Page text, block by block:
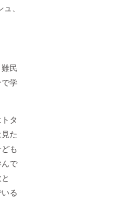
、
民
学
タ
た
も
で
る